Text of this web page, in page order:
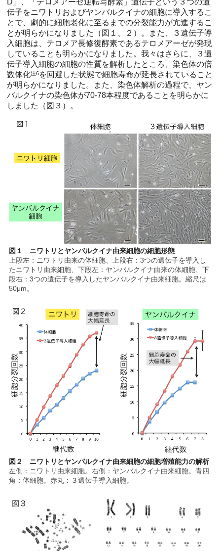
D」、「テロメアーゼ逆転写酵素」遺伝子という３つの遺
伝子をニワトリおよびヤンバルクイナの細胞に導入するこ
とで、劇的に細胞老化に至るまでの分裂能力が亢進するこ
とが明らかになりました（図１、２）。また、３遺伝子導
入細胞は、テロメア長修復酵素であるテロメアーゼが発現
していることも明らかになりました。我々はさらに、３遺
伝子導入細胞の細胞の性質を解析したところ、染色体の倍
数体化注6を回避した状態で細胞寿命が延長されていること
が明らかになりました。また、染色体解析の過程で、ヤン
バルクイナの染色体が70-78本程度であることを明らかに
しました（図３）。
図１ ニワトリとヤンバルクイナ由来細胞の細胞形態
上段左：ニワトリ由来の体細胞、上段右：3つの遺伝子を導入し
たニワトリ由来細胞、下段左：ヤンバルクイナ由来の体細胞、下
段右：3つの遺伝子を導入したヤンバルクイナ由来細胞。縮尺は
50μm。
図２ ニワトリとヤンバルクイナ由来細胞の細胞増殖能力の解析
左側：ニワトリ由来細胞。右側：ヤンバルクイナ由来細胞。青四
角：体細胞。赤丸：３遺伝子導入細胞。